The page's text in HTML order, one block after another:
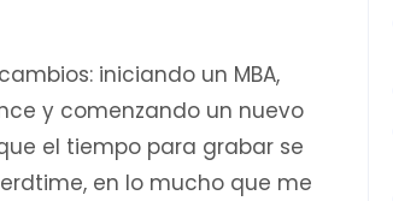
iniciando un MBA,
y comenzando un nuevo
el tiempo para grabar se
en lo mucho que me